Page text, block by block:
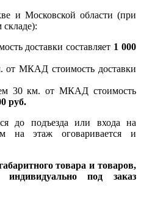
и Московской области (при
складе):
доставки составляет 1 000
от МКАД стоимость доставки
30 км. от МКАД стоимость
руб.
до подъезда или входа на
на этаж оговаривается и
товара и товаров,
индивидуально под заказ